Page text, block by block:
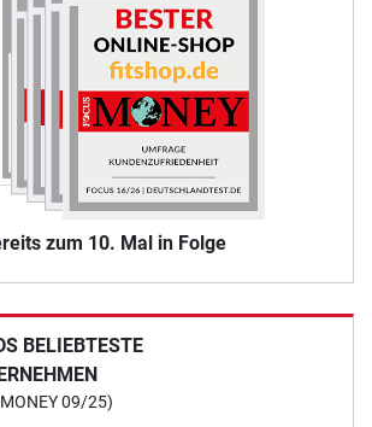
zum 10. Mal in Folge
BELIEBTESTE
09/25)